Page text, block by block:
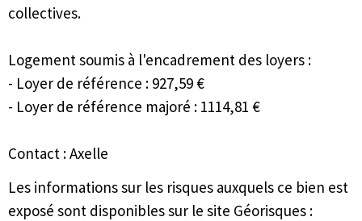
collectives.
Logement soumis à l'encadrement des loyers :
- Loyer de référence : 927,59 €
- Loyer de référence majoré : 1114,81 €
Contact : Axelle
Les informations sur les risques auxquels ce bien est
exposé sont disponibles sur le site Géorisques :